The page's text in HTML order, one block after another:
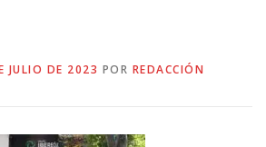
JULIO DE 2023 POR REDACCIÓN